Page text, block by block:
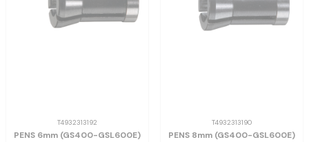
T4932313192
PENS 6mm (GS400-GSL600E)
T4932313190
PENS 8mm (GS400-GSL600E)